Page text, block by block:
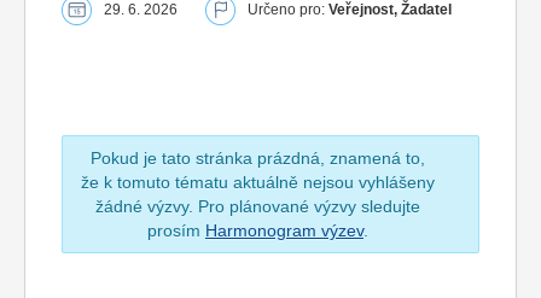
29. 6. 2026 Určeno pro: Veřejnost, Žadatel
Pokud je tato stránka prázdná, znamená to,
že k tomuto tématu aktuálně nejsou vyhlášeny
žádné výzvy. Pro plánované výzvy sledujte
prosím Harmonogram výzev.